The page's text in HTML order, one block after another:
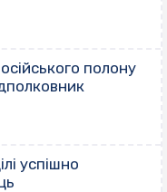
полону
успішно